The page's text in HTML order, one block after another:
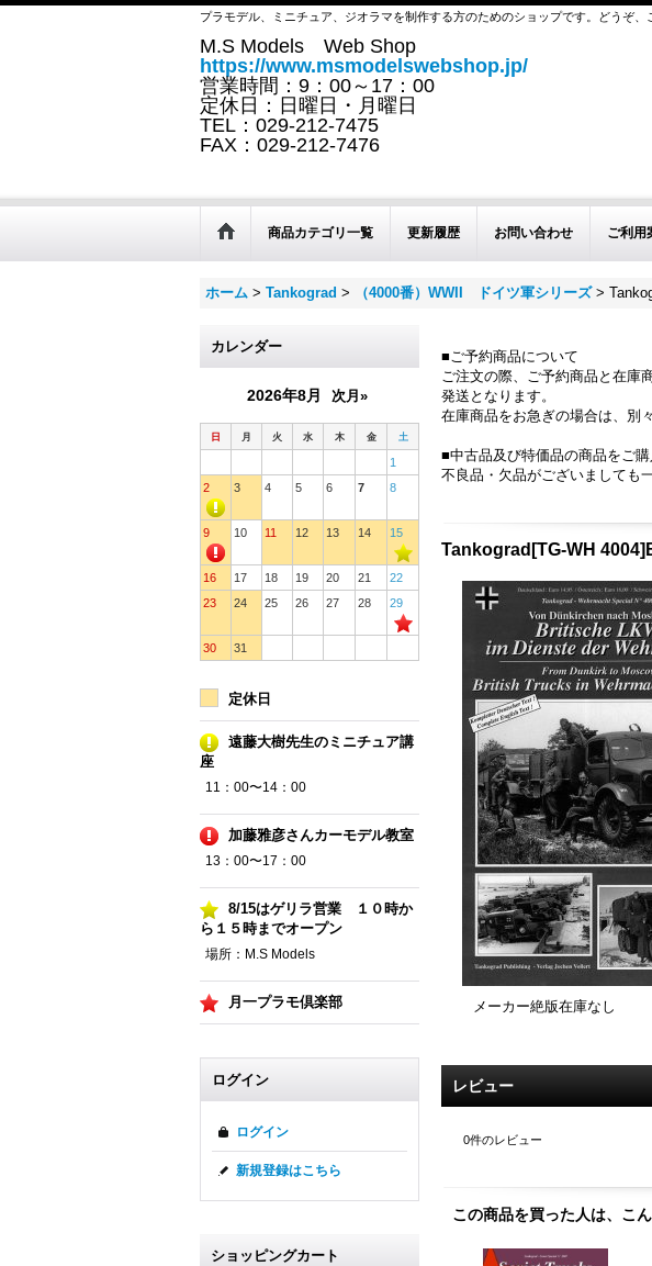
プラモデル、ミニチュア、ジオラマを制作する方のためのショップです。どうぞ、
M.S Models Web Shop
https://www.msmodelswebshop.jp/
営業時間：9：00～17：00
定休日：日曜日・月曜日
TEL：029-212-7475
FAX：029-212-7476
商品カテゴリ一覧 更新履歴 お問い合わせ ご利用
ホーム > Tankograd > （4000番）WWII ドイツ軍シリーズ >
カレンダー
2026年8月 次月»
日 月 火 水 木 金 土
1
2
3 4 5 6 7 8
9 10 11 12 13 14 15
16 17 18 19 20 21
22
23
24 25 26 27 28 29
30 31
定休日
遠藤大樹先生のミニチュア講
座
11：00〜14：00
加藤雅彦さんカーモデル教室
13：00〜17：00
8/15はゲリラ営業 １０時か
ら１５時までオープン
場所：M.S Models
月一プラモ倶楽部
ログイン
ログイン
新規登録はこちら
ショッピングカート
■ご予約商品について
ご注文の際、ご予約商品と在庫
発送となります。
在庫商品をお急ぎの場合は、別
■中古品及び特価品の商品をご
不良品・欠品がございましても
Tankograd[TG-WH
メーカー絶版在庫なし
レビュー
0件のレビュー
この商品を買った人は、こ